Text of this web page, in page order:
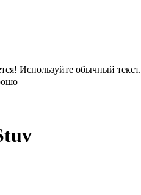
Используйте обычный текст.